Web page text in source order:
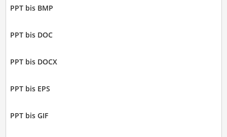
PPT bis BMP
PPT bis DOC
PPT bis DOCX
PPT bis EPS
PPT bis GIF